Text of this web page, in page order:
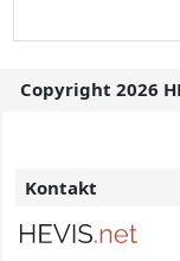
Copyright 2026
Kontakt